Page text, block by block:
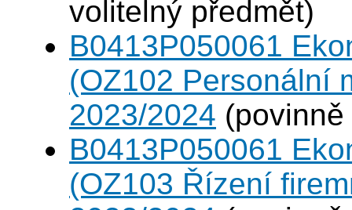
volitelný předmět)
B0413P050061
(OZ102 Personální
2023/2024
B0413P050061
(OZ103 Řízení